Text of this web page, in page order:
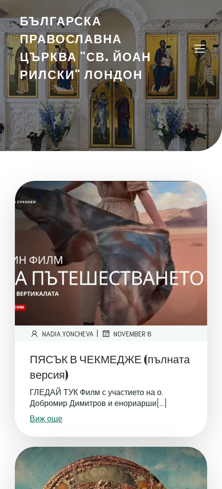
БЪЛГАРСКА
ПРАВОСЛАВНА
ЦЪРКВА "СВ. ЙОАН
РИЛСКИ" ЛОНДОН
NADIA.YONCHEVA | NOVEMBER 8
ПЯСЪК В ЧЕКМЕДЖЕ (пълната
версия)
ГЛЕДАЙ ТУК Филм с участието на о.
Добромир Димитров и енориарши[…]
Виж още